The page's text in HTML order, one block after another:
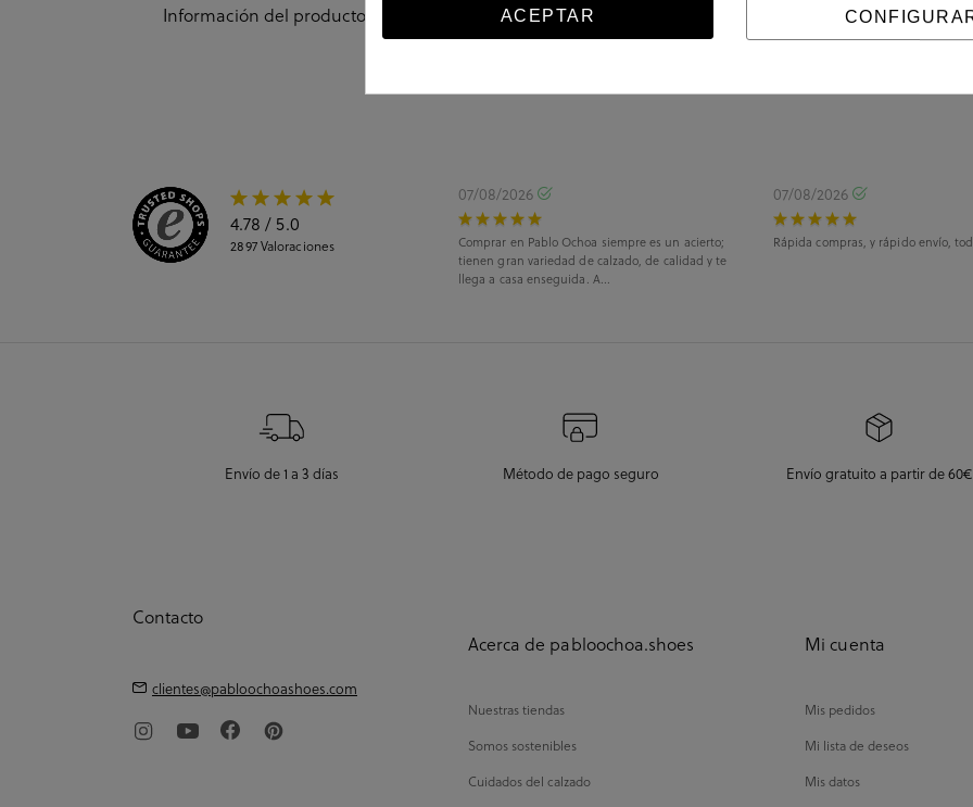
Información del producto
4.78 / 5.0
2897Valoraciones
07/08/2026
Comprar en Pablo Ochoa siempre es un acierto;
tienen gran variedad de calzado, de calidad y te
llega a casa enseguida. A...
07/08/2026
Rápida compras, y rápido envío,
Envío de 1 a 3 días Método de pago seguro Envío gratuito a partir de 60€
Contacto
clientes@pabloochoashoes.com
Acerca de pabloochoa.shoes
Nuestras tiendas
Somos sostenibles
Cuidados del calzado
Mi cuenta
Mis pedidos
Mi lista de deseos
Mis datos
ACEPTAR